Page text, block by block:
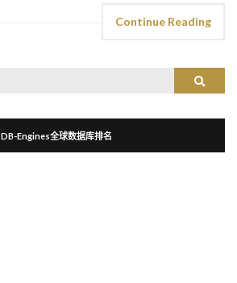
Continue Reading
Search
DB-Engines全球数据库排名